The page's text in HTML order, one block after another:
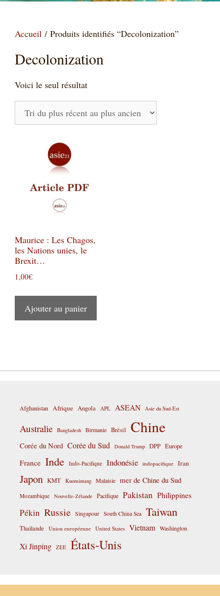
Accueil / Produits identifiés “Decolonization”
Decolonization
Voici le seul résultat
Maurice : Les Chagos,
les Nations unies, le
Brexit…
1,00€
Ajouter au panier
Afghanistan Afrique Angola APL ASEAN Asie du Sud-Est
Australie Bangladesh Birmanie Brésil Chine
Corée du Nord Corée du Sud Donald Trump DPP Europe
France Inde Indo-Pacifique Indonésie indopacifique Iran
Japon KMT Kuomintang Malaisie mer de Chine du Sud
Mozambique Nouvelle-Zélande Pacifique Pakistan Philippines
Pékin Russie Singapour South China Sea Taiwan
Thaïlande Union européenne United States Vietnam Washington
Xi Jinping ZEE États-Unis